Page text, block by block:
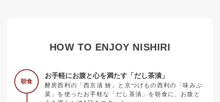
HOW TO ENJOY NISHIRI
朝食
お手軽にお腹と心を満たす「だし茶漬」
酵房西利の「西京漬 鰆」と京つけもの西利の「味みぶ
菜」を使ったお手軽な「だし茶漬」を朝食に、お腹と